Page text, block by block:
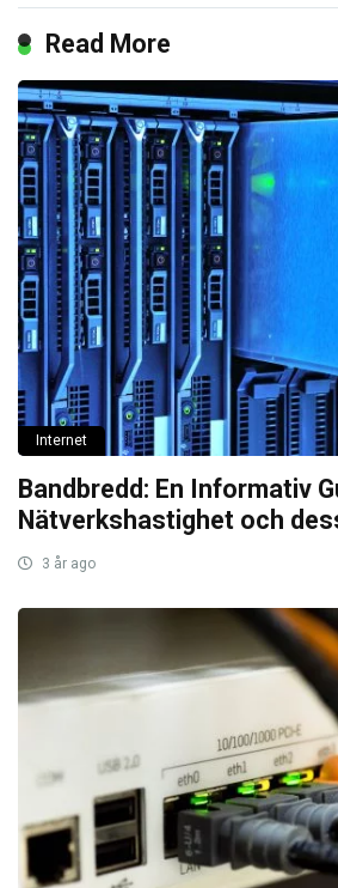
Read More
Internet
Bandbredd: En Informativ
Nätverkshastighet och
3 år ago